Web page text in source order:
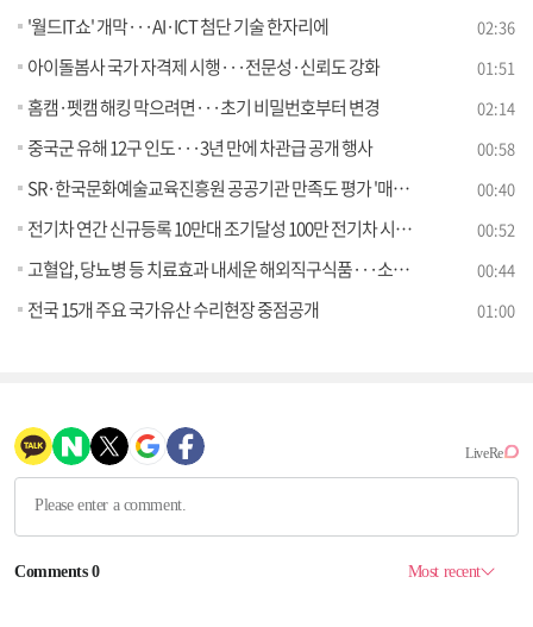
'월드IT쇼' 개막···AI·ICT 첨단 기술 한자리에 02:36
아이돌봄사 국가 자격제 시행···전문성·신뢰도 강화 01:51
홈캠·펫캠 해킹 막으려면···초기 비밀번호부터 변경 02:14
중국군 유해 12구 인도···3년 만에 차관급 공개 행사 00:58
SR·한국문화예술교육진흥원 공공기관 만족도 평가 '매우 미흡' 00:40
전기차 연간 신규등록 10만대 조기달성 100만 전기차 시대 정부 적극 지원한다 00:52
고혈압, 당뇨병 등 치료효과 내세운 해외직구식품···소비자 주의 당부 00:44
전국 15개 주요 국가유산 수리현장 중점공개 01:00